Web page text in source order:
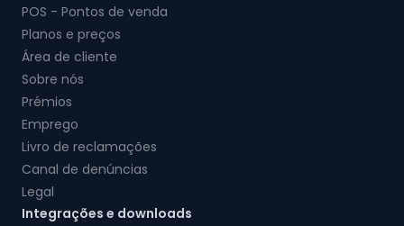
POS - Pontos de venda
Planos e preços
Área de cliente
Sobre nós
Prémios
Emprego
Livro de reclamações
Canal de denúncias
Legal
Integrações e downloads